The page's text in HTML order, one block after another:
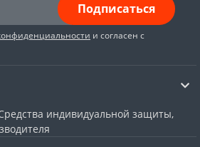
Подписаться
и согласен с
индивидуальной защиты,